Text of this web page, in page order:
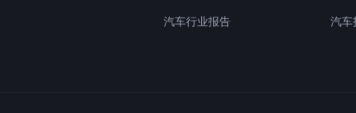
汽车行业报告
汽